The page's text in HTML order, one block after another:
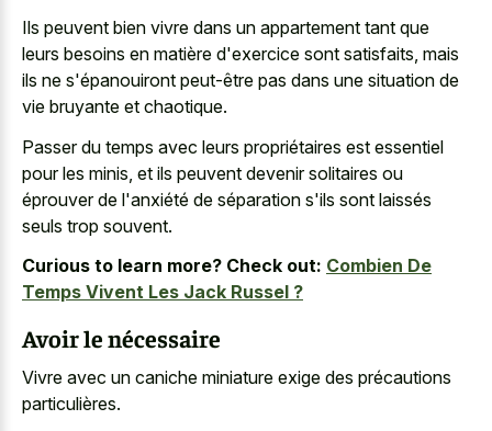
Ils peuvent bien vivre dans un appartement tant que
leurs besoins en matière d'exercice sont satisfaits, mais
ils ne s'épanouiront peut-être pas dans une situation de
vie bruyante et chaotique.
Passer du temps avec leurs propriétaires est essentiel
pour les minis, et ils peuvent devenir solitaires ou
éprouver de l'anxiété de séparation s'ils sont laissés
seuls trop souvent.
Curious to learn more? Check out: Combien De
Temps Vivent Les Jack Russel ?
Avoir le nécessaire
Vivre avec un caniche miniature exige des précautions
particulières.